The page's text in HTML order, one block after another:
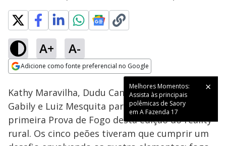
A+ A-
Adicione como fonte preferencial no Google
Melhores Momentos:
Assista às principais
polêmicas de Saory
em A Fazenda 17
Ativar
Loaded :
15.86%
Kathy Maravilha, Dudu Camargo, Martina Sanzi,
Gabily e Luiz Mesquita participaram da
primeira Prova de Fogo desta edição do reality
rural. Os cinco peões tiveram que cumprir um